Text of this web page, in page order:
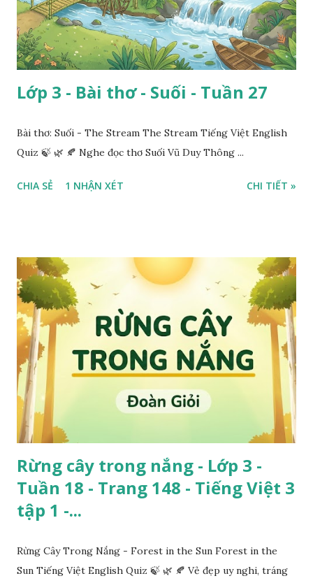
Lớp 3 - Bài thơ - Suối - Tuần 27
Bài thơ: Suối - The Stream The Stream Tiếng Việt English
Quiz 🍃 🌿 🍂 Nghe đọc thơ Suối Vũ Duy Thông ...
CHIA SẺ 1 NHẬN XÉT CHI TIẾT »
Rừng cây trong nắng - Lớp 3 -
Tuần 18 - Trang 148 - Tiếng Việt 3
tập 1 -...
Rừng Cây Trong Nắng - Forest in the Sun Forest in the
Sun Tiếng Việt English Quiz 🍃 🌿 🍂 Vẻ đẹp uy nghi, tráng